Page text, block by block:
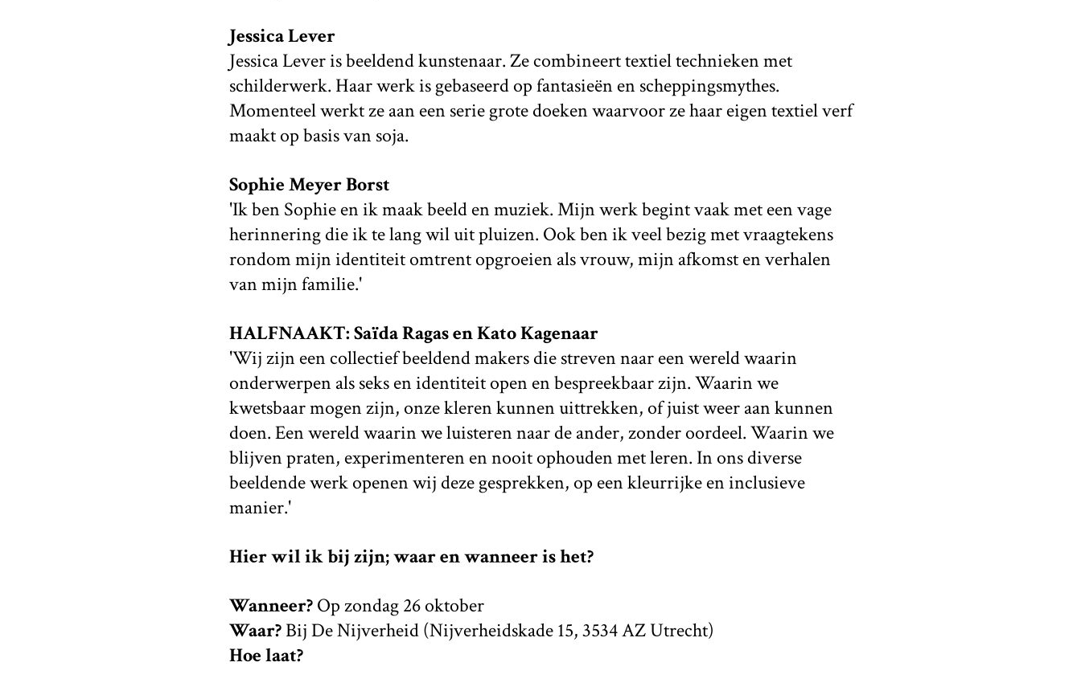
Jessica Lever
Jessica Lever is beeldend kunstenaar. Ze combineert textiel technieken met
schilderwerk. Haar werk is gebaseerd op fantasieën en scheppingsmythes.
Momenteel werkt ze aan een serie grote doeken waarvoor ze haar eigen textiel verf
maakt op basis van soja.
Sophie Meyer Borst
'Ik ben Sophie en ik maak beeld en muziek. Mijn werk begint vaak met een vage
herinnering die ik te lang wil uit pluizen. Ook ben ik veel bezig met vraagtekens
rondom mijn identiteit omtrent opgroeien als vrouw, mijn afkomst en verhalen
van mijn familie.'
HALFNAAKT: Saïda Ragas en Kato Kagenaar
'Wij zijn een collectief beeldend makers die streven naar een wereld waarin
onderwerpen als seks en identiteit open en bespreekbaar zijn. Waarin we
kwetsbaar mogen zijn, onze kleren kunnen uittrekken, of juist weer aan kunnen
doen. Een wereld waarin we luisteren naar de ander, zonder oordeel. Waarin we
blijven praten, experimenteren en nooit ophouden met leren. In ons diverse
beeldende werk openen wij deze gesprekken, op een kleurrijke en inclusieve
manier.'
Hier wil ik bij zijn; waar en wanneer is het?
Wanneer?Op zondag 26 oktober
Waar?Bij De Nijverheid (Nijverheidskade 15, 3534 AZ Utrecht)
Hoe laat?